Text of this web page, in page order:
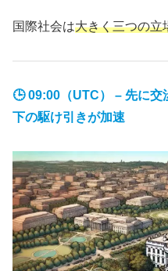
国際社会は大きく三つの立
🕒 09:00（UTC） – 先に
下の駆け引きが加速